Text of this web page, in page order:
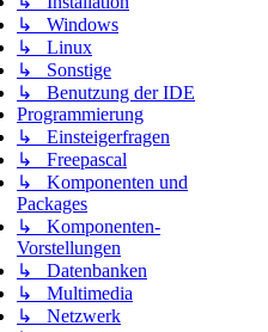
↳ Windows
↳ Linux
↳ Sonstige
↳ Benutzung der IDE
Programmierung
↳ Einsteigerfragen
↳ Freepascal
↳ Komponenten und
Packages
↳ Komponenten-
Vorstellungen
↳ Datenbanken
↳ Multimedia
↳ Netzwerk